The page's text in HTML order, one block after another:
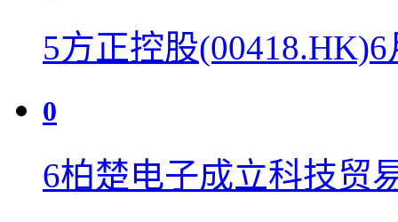
5方正控股
0
6柏楚电子成立科技贸